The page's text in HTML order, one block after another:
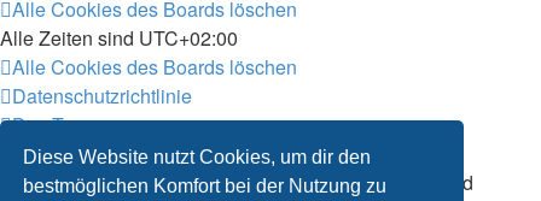
Diese Website nutzt Cookies, um dir den
bestmöglichen Komfort bei der Nutzung zu
Alle Cookies des Boards löschen
Alle Zeiten sind UTC+02:00
Alle Cookies des Boards löschen
Datenschutzrichtlinie
Das Team
Kontakt
Powered byphpBB® Forum Software © phpBB Limited